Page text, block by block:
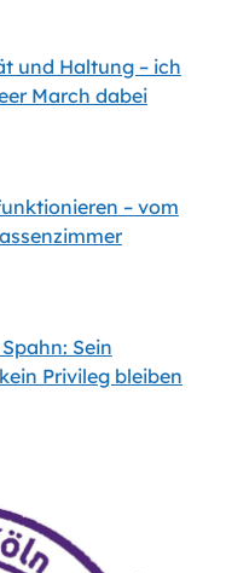
und Haltung – ich
March dabei
– vom
Sein
Privileg bleiben